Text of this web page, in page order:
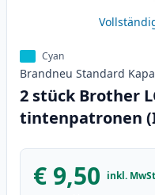
Cyan
Brandneu Standard
2 stück Brother
tintenpatronen
€ 9,50 inkl.